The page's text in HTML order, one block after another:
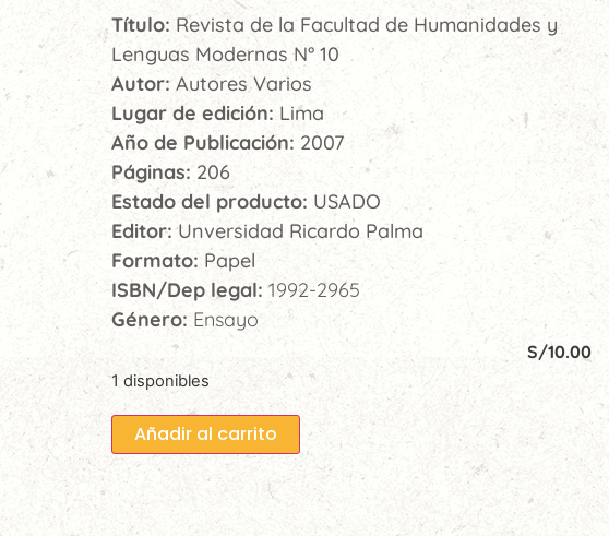
Título: Revista de la Facultad de Humanidades y
Lenguas Modernas N° 10
Autor:Autores Varios
Lugar de edición: Lima
Año de Publicación: 2007
Páginas: 206
Estado del producto: USADO
Editor:Unversidad Ricardo Palma
Formato: Papel
ISBN/Dep legal:1992-2965
Género: Ensayo
S/10.00
1 disponibles
Añadir al carrito